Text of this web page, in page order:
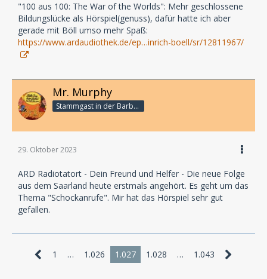
"100 aus 100: The War of the Worlds": Mehr geschlossene
Bildungslücke als Hörspiel(genuss), dafür hatte ich aber
gerade mit Böll umso mehr Spaß:
https://www.ardaudiothek.de/ep…inrich-boell/sr/12811967/
Mr. Murphy
Stammgast in der Barbarabar
29. Oktober 2023
ARD Radiotatort - Dein Freund und Helfer - Die neue Folge
aus dem Saarland heute erstmals angehört. Es geht um das
Thema "Schockanrufe". Mir hat das Hörspiel sehr gut
gefallen.
1 … 1.026 1.027 1.028 … 1.043